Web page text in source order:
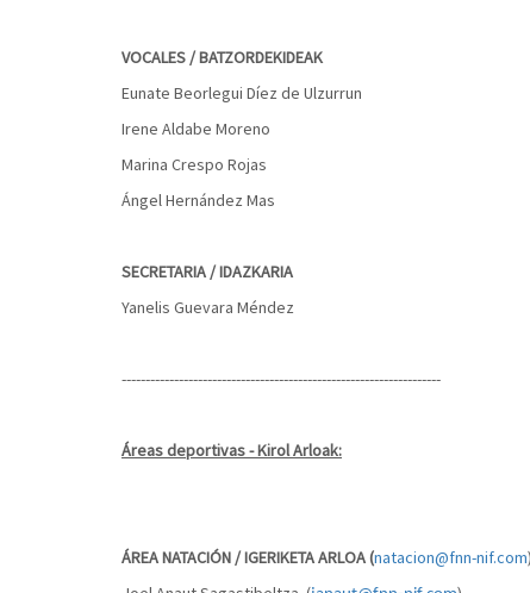
VOCALES / BATZORDEKIDEAK
Eunate Beorlegui Díez de Ulzurrun
Irene Aldabe Moreno
Marina Crespo Rojas
Ángel Hernández Mas
SECRETARIA / IDAZKARIA
Yanelis Guevara Méndez
-------------------------------------------------------------------
Áreas deportivas -Kirol Arloak:
ÁREA NATACIÓN / IGERIKETA ARLOA (natacion@fnn-nif.com